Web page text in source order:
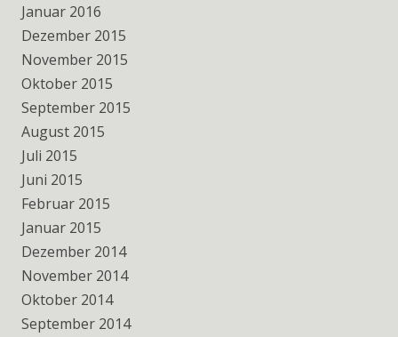
Januar 2016
Dezember 2015
November 2015
Oktober 2015
September 2015
August 2015
Juli 2015
Juni 2015
Februar 2015
Januar 2015
Dezember 2014
November 2014
Oktober 2014
September 2014